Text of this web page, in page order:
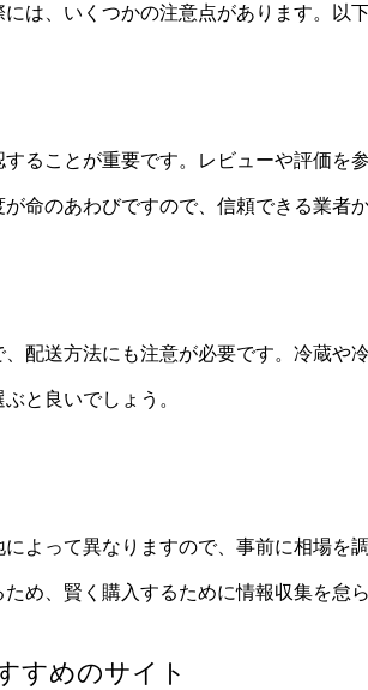
は、いくつかの注意点があります。以
ることが重要です。レビューや評価を
命のあわびですので、信頼できる業者
配送方法にも注意が必要です。冷蔵や
と良いでしょう。
よって異なりますので、事前に相場を
め、賢く購入するために情報収集を怠
すめのサイト